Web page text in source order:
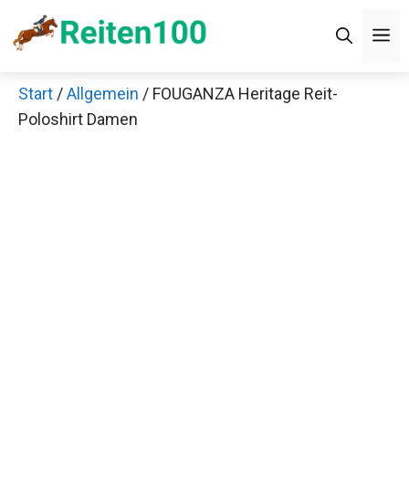
Inhalt
Start /Allgemein / FOUGANZA Heritage Reit-
Poloshirt Damen